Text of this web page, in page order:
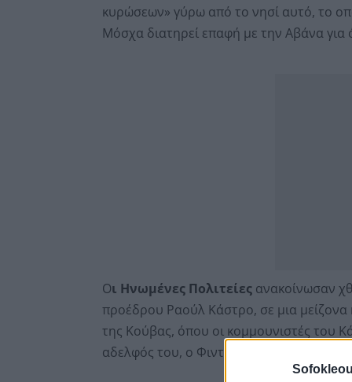
κυρώσεων» γύρω από το νησί αυτό, το
Μόσχα διατηρεί επαφή με την Αβάνα
Οι Ηνωμένες Πολιτείεςανακοίνωσαν
προέδρου Ραούλ Κάστρο, σε μια μείζονα
της Κούβας, όπου οι κομμουνιστές του
αδελφός του, ο Φιντέλ Κάστρο, είχε